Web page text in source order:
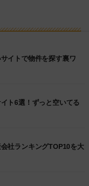
イトで物件を探す裏ワ
ト6選！ずっと空いてる
社ランキングTOP10を大